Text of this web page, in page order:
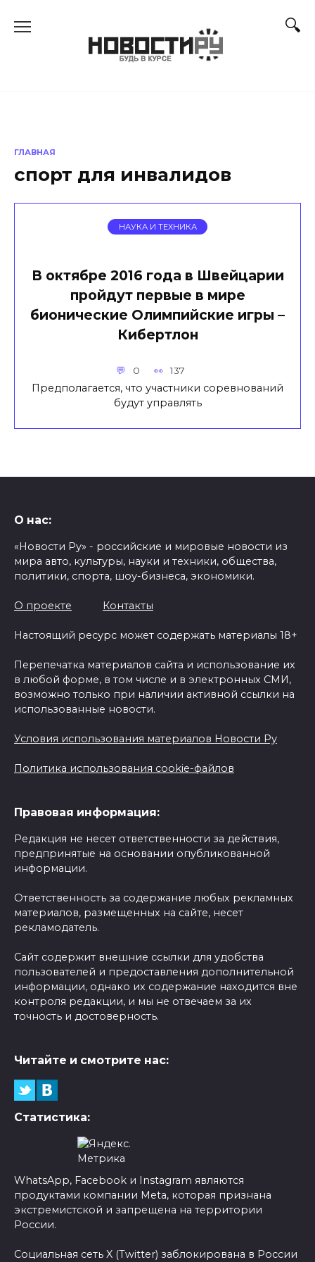
ГЛАВНАЯ
спорт для инвалидов
НАУКА И ТЕХНИКА
В октябре 2016 года в Швейцарии
пройдут первые в мире
бионические Олимпийские игры –
Кибертлон
0 137
Предполагается, что участники соревнований
будут управлять
О нас:
«Новости Ру» - российские и мировые новости из
мира авто, культуры, науки и техники, общества,
политики, спорта, шоу-бизнеса, экономики.
О проекте Контакты
Настоящий ресурс может содержать материалы 18+
Перепечатка материалов сайта и использование их
в любой форме, в том числе и в электронных СМИ,
возможно только при наличии активной ссылки на
использованные новости.
Условия использования материалов Новости Ру
Политика использования cookie-файлов
Правовая информация:
Редакция не несет ответственности за действия,
предпринятые на основании опубликованной
информации.
Ответственность за содержание любых рекламных
материалов, размещенных на сайте, несет
рекламодатель.
Сайт содержит внешние ссылки для удобства
пользователей и предоставления дополнительной
информации, однако их содержание находится вне
контроля редакции, и мы не отвечаем за их
точность и достоверность.
Читайте и смотрите нас:
Статистика:
WhatsApp, Facebook и Instagram являются
продуктами компании Meta, которая признана
экстремистской и запрещена на территории
России.
Социальная сеть X (Twitter) заблокирована в России